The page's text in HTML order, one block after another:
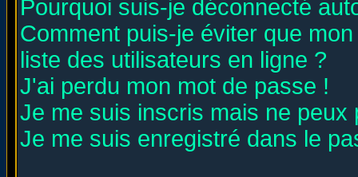
Pourquoi suis-je déconnecté
Comment puis-je éviter que
liste des utilisateurs en ligne ?
J'ai perdu mon mot de passe !
Je me suis inscris mais ne peux
Je me suis enregistré dans le